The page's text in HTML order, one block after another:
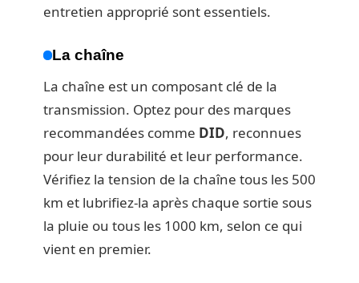
entretien approprié sont essentiels.
La chaîne
La chaîne est un composant clé de la
transmission. Optez pour des marques
recommandées comme DID, reconnues
pour leur durabilité et leur performance.
Vérifiez la tension de la chaîne tous les 500
km et lubrifiez-la après chaque sortie sous
la pluie ou tous les 1000 km, selon ce qui
vient en premier.